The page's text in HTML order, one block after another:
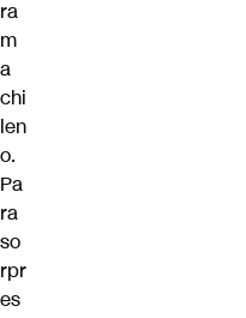
ra
m
a
chi
len
o.
Pa
ra
so
rpr
es